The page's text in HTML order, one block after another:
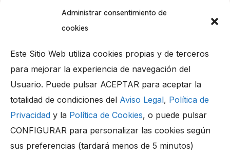
Administrar consentimiento de
cookies
Este Sitio Web utiliza cookies propias y de terceros
para mejorar la experiencia de navegación del
Usuario. Puede pulsar ACEPTAR para aceptar la
totalidad de condiciones del Aviso Legal, Política de
Privacidad y la Política de Cookies, o puede pulsar
CONFIGURAR para personalizar las cookies según
sus preferencias (tardará menos de 5 minutos)
+34 956 05 99 20
Dirección
Parque Tecnológico “TecnoBahía” 29, 11500,
El Puerto de Santa María (Cádiz) – Spain